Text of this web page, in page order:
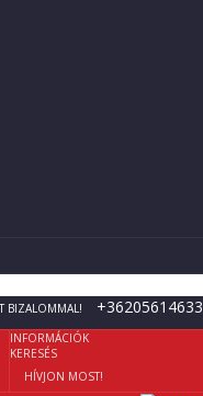
BIZALOMMAL! +36205614633
INFORMÁCIÓK
KERESÉS
HÍVJON MOST!